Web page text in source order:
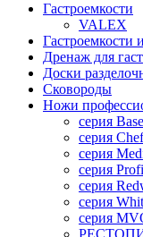
Гастроемкости
VALEX
Гастроемкости
Дренаж для
Доски
Сковороды
Ножи
серия
серия Chef
серия
серия Profi
серия
серия
серия